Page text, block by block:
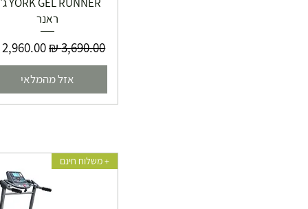
ראנר
מחיר רגיל‏3,690.00 ‏₪ מחיר
אזל מהמלאי
+ משלוח חינם